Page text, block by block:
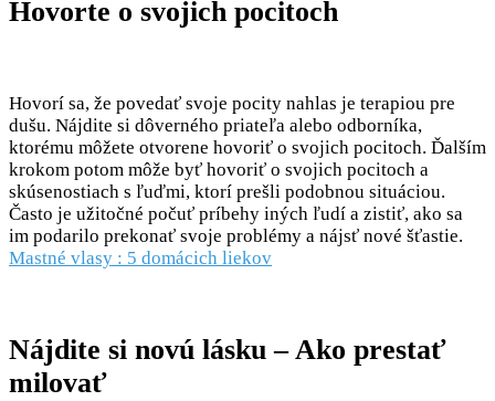
Hovorte o svojich pocitoch
Hovorí sa, že povedať svoje pocity nahlas je terapiou pre
dušu. Nájdite si dôverného priateľa alebo odborníka,
ktorému môžete otvorene hovoriť o svojich pocitoch. Ďalším
krokom potom môže byť hovoriť o svojich pocitoch a
skúsenostiach s ľuďmi, ktorí prešli podobnou situáciou.
Často je užitočné počuť príbehy iných ľudí a zistiť, ako sa
im podarilo prekonať svoje problémy a nájsť nové šťastie.
Mastné vlasy : 5 domácich liekov
Nájdite si novú lásku – Ako prestať
milovať